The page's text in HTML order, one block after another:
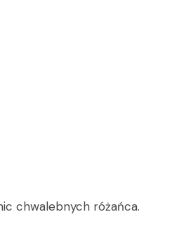
chwalebnych różańca.